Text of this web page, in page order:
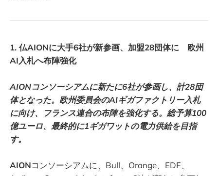
1. 仏AIONに大手6社が新参画、加盟28団体に 欧州
AI入札へ布陣強化
AIONコンソーシアムに新たに6社が参画し、計28団
体となった。欧州委員会のAIギガファクトリー入札
に向け、フランス連合の布陣を強化する。総予算100
億ユーロ、最終的に1ギガワットの電力供給を目指
す。
AIONコンソーシアムに、Bull、Orange、EDF、